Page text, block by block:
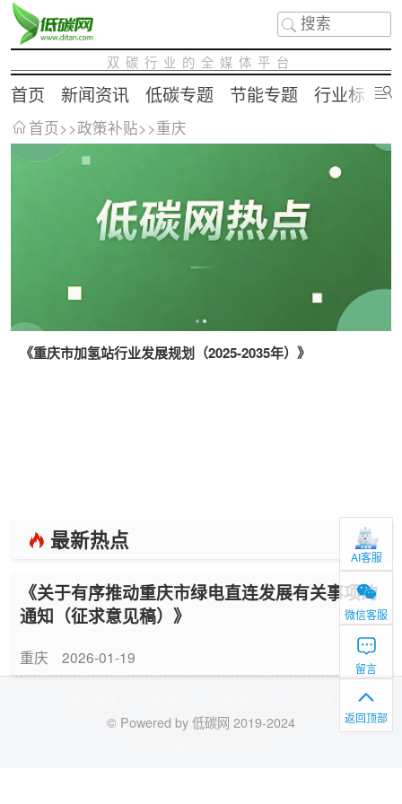
双碳行业的全媒体平台
首页 新闻资讯 低碳专题 节能专题 行业标准
首页>>政策补贴>>重庆
《重庆市加氢站行业发展规划（2025-2035年）》
最新热点
《关于有序推动重庆市绿电直连发展有关事项的
通知（征求意见稿）》
重庆 2026-01-19
AI客服
微信客服
留言
返回顶部
© Powered by 低碳网 2019-2024